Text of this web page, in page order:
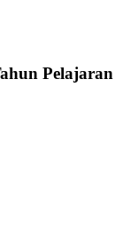
Pelajaran